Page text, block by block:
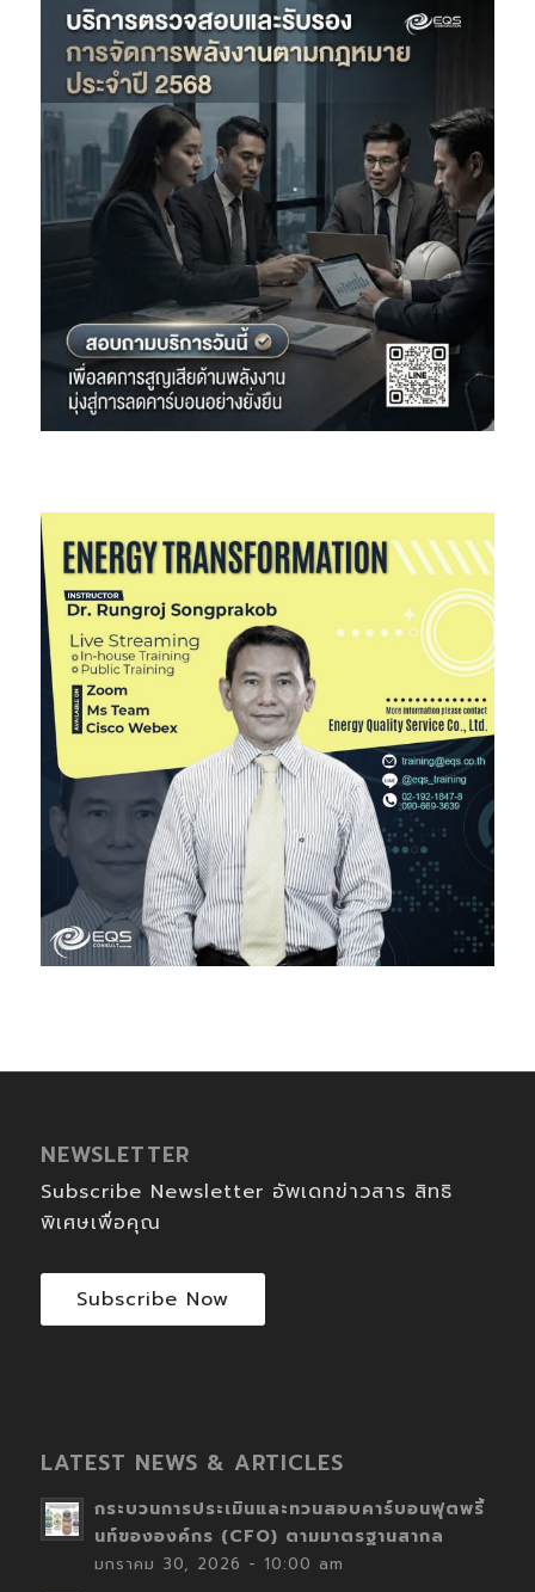
NEWSLETTER
Subscribe Newsletter อัพเดทข่าวสาร สิทธิ
พิเศษเพื่อคุณ
Subscribe Now
LATEST NEWS & ARTICLES
กระบวนการประเมินและทวนสอบคาร์บอนฟุตพริ้
นท์ขององค์กร (CFO) ตามมาตรฐานสากล
มกราคม 30, 2026 - 10:00 am